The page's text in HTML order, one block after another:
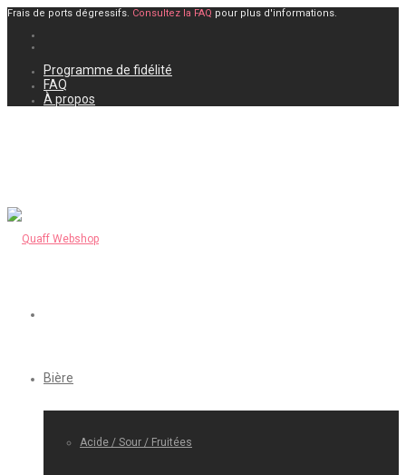
Frais de ports dégressifs. Consultez la FAQ pour plus d'informations.
Programme de fidélité
FAQ
À propos
Bière
Acide / Sour / Fruitées